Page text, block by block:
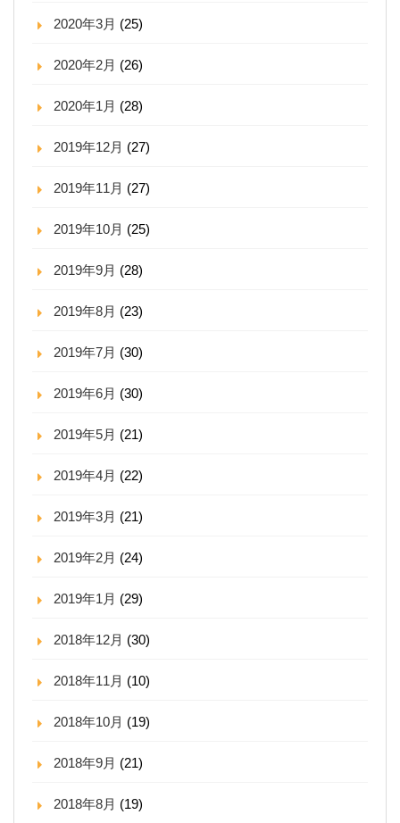
2020年3月 (25)
2020年2月 (26)
2020年1月 (28)
2019年12月 (27)
2019年11月 (27)
2019年10月 (25)
2019年9月 (28)
2019年8月 (23)
2019年7月 (30)
2019年6月 (30)
2019年5月 (21)
2019年4月 (22)
2019年3月 (21)
2019年2月 (24)
2019年1月 (29)
2018年12月 (30)
2018年11月 (10)
2018年10月 (19)
2018年9月 (21)
2018年8月 (19)